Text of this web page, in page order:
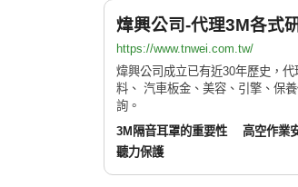
煒興公司-代理3M各式
https://www.tnwei.com.tw/
煒興公司成立已有近30年歷史，
料、 汽車板金、美容、引擎、保
詢。
3M隔音耳罩的重要性
高空作業
聽力保護